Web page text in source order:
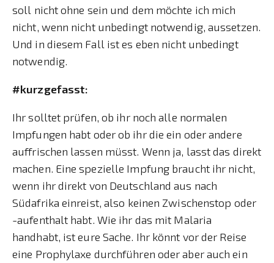
soll nicht ohne sein und dem möchte ich mich
nicht, wenn nicht unbedingt notwendig, aussetzen.
Und in diesem Fall ist es eben nicht unbedingt
notwendig.
#kurzgefasst:
Ihr solltet prüfen, ob ihr noch alle normalen
Impfungen habt oder ob ihr die ein oder andere
auffrischen lassen müsst. Wenn ja, lasst das direkt
machen. Eine spezielle Impfung braucht ihr nicht,
wenn ihr direkt von Deutschland aus nach
Südafrika einreist, also keinen Zwischenstop oder
-aufenthalt habt. Wie ihr das mit Malaria
handhabt, ist eure Sache. Ihr könnt vor der Reise
eine Prophylaxe durchführen oder aber auch ein